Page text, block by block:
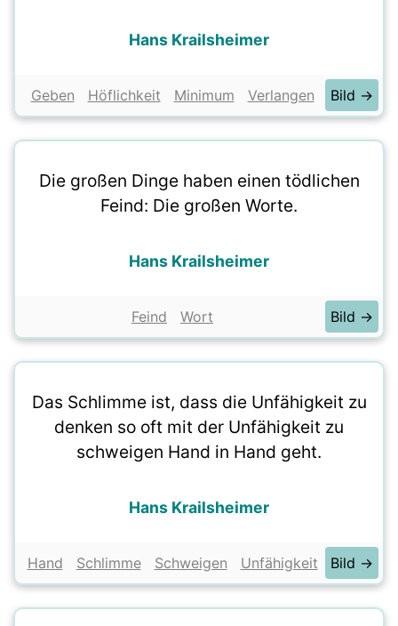
Hans Krailsheimer
Geben Höflichkeit Minimum Verlangen Bild →
Die großen Dinge haben einen tödlichen
Feind: Die großen Worte.
Hans Krailsheimer
Feind Wort Bild →
Das Schlimme ist, dass die Unfähigkeit zu
denken so oft mit der Unfähigkeit zu
schweigen Hand in Hand geht.
Hans Krailsheimer
Hand Schlimme Schweigen Unfähigkeit Bild →